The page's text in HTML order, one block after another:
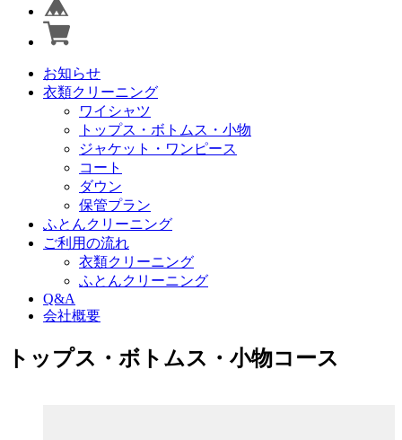
お知らせ
衣類クリーニング
ワイシャツ
トップス・ボトムス・小物
ジャケット・ワンピース
コート
ダウン
保管プラン
ふとんクリーニング
ご利用の流れ
衣類クリーニング
ふとんクリーニング
Q&A
会社概要
トップス・ボトムス・小物コース